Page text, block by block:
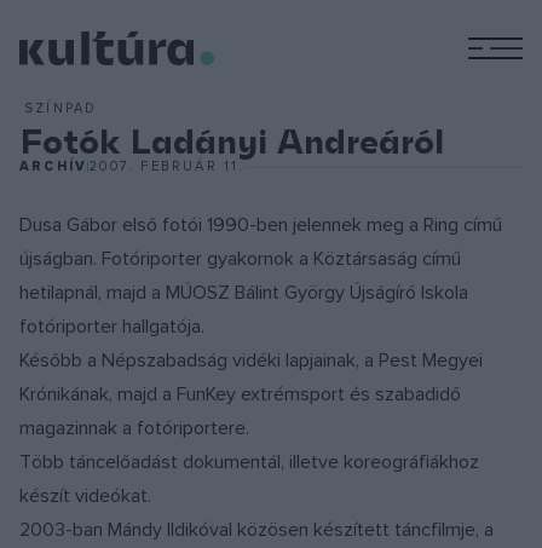
SZÍNPAD
Fotók Ladányi Andreáról
ARCHÍV2007. FEBRUÁR 11.
Dusa Gábor első fotói 1990-ben jelennek meg a Ring című
újságban. Fotóriporter gyakornok a Köztársaság című
hetilapnál, majd a MÚOSZ Bálint György Újságíró Iskola
fotóriporter hallgatója.
Később a Népszabadság vidéki lapjainak, a Pest Megyei
Krónikának, majd a FunKey extrémsport és szabadidő
magazinnak a fotóriportere.
Több táncelőadást dokumentál, illetve koreográfiákhoz
készít videókat.
2003-ban Mándy Ildikóval közösen készített táncfilmje, a